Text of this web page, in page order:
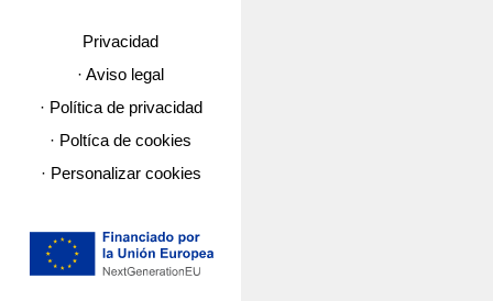
Privacidad
· Aviso legal
· Política de privacidad
· Poltíca de cookies
· Personalizar cookies